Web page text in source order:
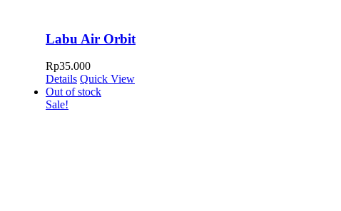
Labu Air Orbit
Rp35.000
Details Quick View
Out of stock
Sale!